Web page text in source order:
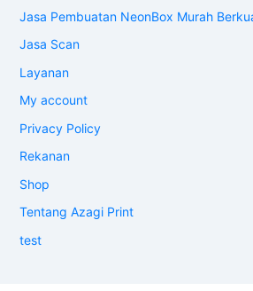
Jasa Pembuatan NeonBox Murah
Jasa Scan
Layanan
My account
Privacy Policy
Rekanan
Shop
Tentang Azagi Print
test